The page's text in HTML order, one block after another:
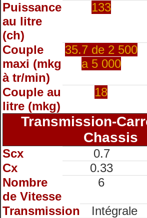
Puissance
au litre
(ch)
133
Couple
maxi (mkg
à tr/min)
35.7 de 2 500
a 5 000
Couple au
litre (mkg)
18
Transmission-
Chassis
Scx
0.7
Cx
0.33
Nombre
de Vitesse
6
Transmission Intégrale